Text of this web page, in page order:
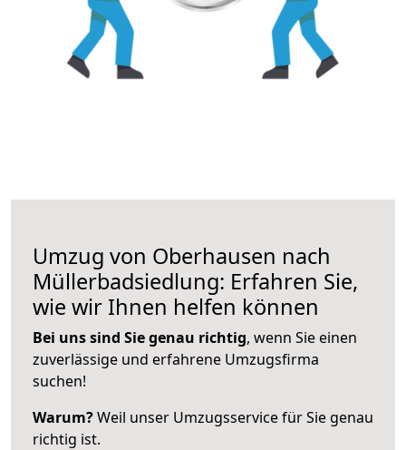
Umzug von Oberhausen nach
Müllerbadsiedlung: Erfahren Sie,
wie wir Ihnen helfen können
Bei uns sind Sie genau richtig, wenn Sie einen
zuverlässige und erfahrene Umzugsfirma
suchen!
Warum?Weil unser Umzugsservice für Sie genau
richtig ist.